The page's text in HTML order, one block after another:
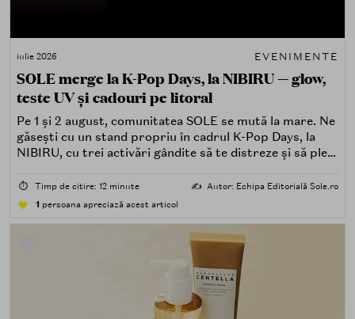
iulie 2026 EVENIMENTE
SOLE merge la K-Pop Days, la NIBIRU — glow,
teste UV și cadouri pe litoral
Pe 1 și 2 august, comunitatea SOLE se mută la mare. Ne
găsești cu un stand propriu în cadrul K-Pop Days, la
NIBIRU, cu trei activări gândite să te distreze și să pleci
⏱️ Timp de citire: 12 minute ✍️ Autor: Echipa Editorială Sole.ro
1 persoana apreciază acest articol